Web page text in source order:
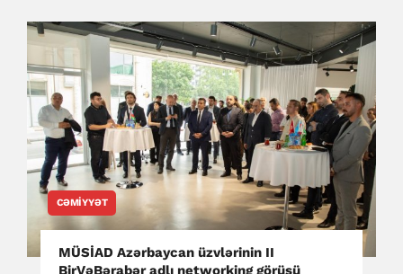
CƏMIYYƏT
MÜSİAD Azərbaycan üzvlərinin II
BirVəBərabər adlı networking görüşü